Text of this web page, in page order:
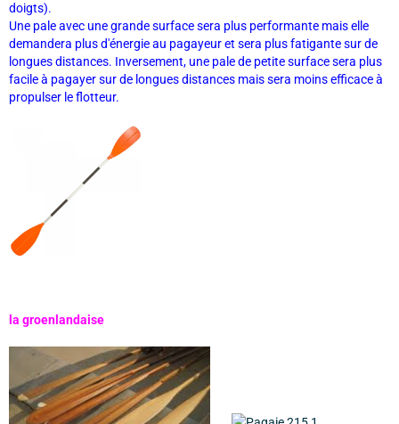
doigts).
Une pale avec une grande surface sera plus performante mais elle
demandera plus d'énergie au pagayeur et sera plus fatigante sur de
longues distances. Inversement, une pale de petite surface sera plus
facile à pagayer sur de longues distances mais sera moins efficace à
propulser le flotteur.
la groenlandaise